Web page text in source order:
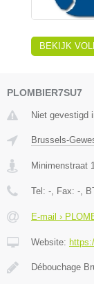
BEKIJK
PLOMBIER7SU7
Niet gevestigd
Brussels-
Minimenstraat
Tel: - , Fax: - ,
E-mail ›
Website:
Débouchage